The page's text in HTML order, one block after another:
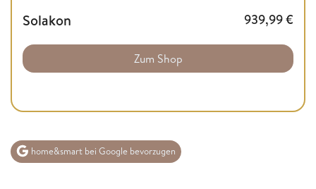
Solakon 939,99€
Zum Shop
home&smart bei Google bevorzugen